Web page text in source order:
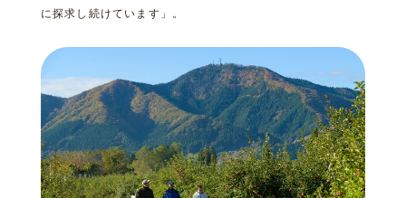
に探求し続けています」。